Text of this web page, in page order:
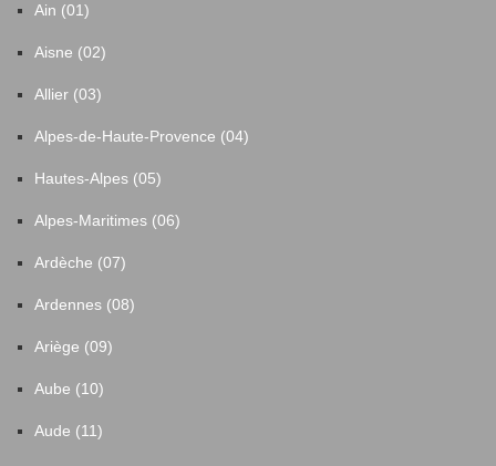
Ain (01)
Aisne (02)
Allier (03)
Alpes-de-Haute-Provence (04)
Hautes-Alpes (05)
Alpes-Maritimes (06)
Ardèche (07)
Ardennes (08)
Ariège (09)
Aube (10)
Aude (11)